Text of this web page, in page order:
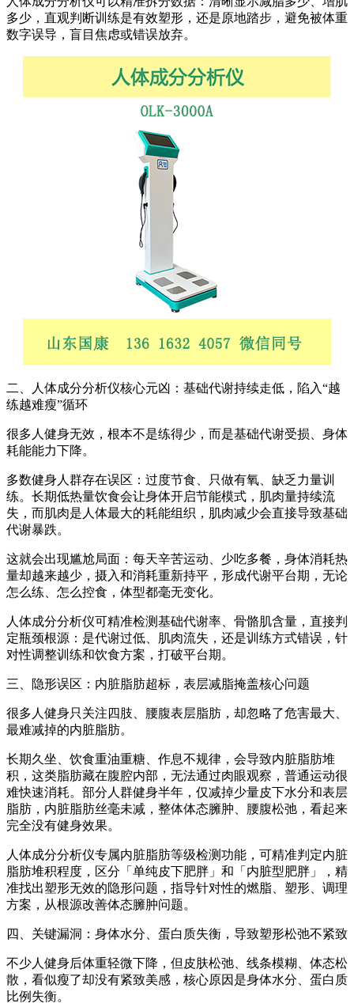
多少，直观判断训练是有效塑形，还是原地踏步，避免被体重
数字误导，盲目焦虑或错误放弃。
二、 人体成分分析仪核心元凶：基础代谢持续走低，陷入“越
练越难瘦”循环
很多人健身无效，根本不是练得少，而是基础代谢受损、身体
耗能能力下降。
多数健身人群存在误区：过度节食、只做有氧、缺乏力量训
练。长期低热量饮食会让身体开启节能模式，肌肉量持续流
失，而肌肉是人体最大的耗能组织，肌肉减少会直接导致基础
代谢暴跌。
这就会出现尴尬局面：每天辛苦运动、少吃多餐，身体消耗热
量却越来越少，摄入和消耗重新持平，形成代谢平台期，无论
怎么练、怎么控食，体型都毫无变化。
人体成分分析仪可精准检测基础代谢率、骨骼肌含量，直接判
定瓶颈根源：是代谢过低、肌肉流失，还是训练方式错误，针
对性调整训练和饮食方案，打破平台期。
三、隐形误区：内脏脂肪超标，表层减脂掩盖核心问题
很多人健身只关注四肢、腰腹表层脂肪，却忽略了危害最大、
最难减掉的内脏脂肪。
长期久坐、饮食重油重糖、作息不规律，会导致内脏脂肪堆
积，这类脂肪藏在腹腔内部，无法通过肉眼观察，普通运动很
难快速消耗。部分人群健身半年，仅减掉少量皮下水分和表层
脂肪，内脏脂肪丝毫未减，整体体态臃肿、腰腹松弛，看起来
完全没有健身效果。
人体成分分析仪专属内脏脂肪等级检测功能，可精准判定内脏
脂肪堆积程度，区分「单纯皮下肥胖」和「内脏型肥胖」，精
准找出塑形无效的隐形问题，指导针对性的燃脂、塑形、调理
方案，从根源改善体态臃肿问题。
四、关键漏洞：身体水分、蛋白质失衡，导致塑形松弛不紧致
不少人健身后体重轻微下降，但皮肤松弛、线条模糊、体态松
散，看似瘦了却没有紧致美感，核心原因是身体水分、蛋白质
比例失衡。